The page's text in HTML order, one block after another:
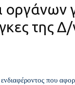
οργάνων
της
που